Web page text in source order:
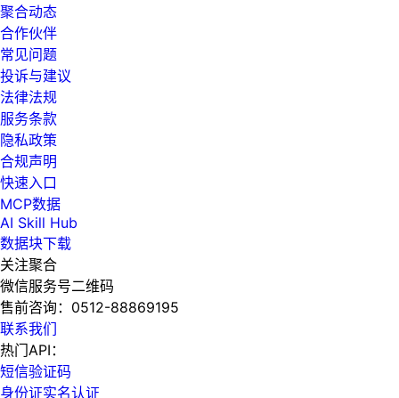
聚合动态
合作伙伴
常见问题
投诉与建议
法律法规
服务条款
隐私政策
合规声明
快速入口
MCP数据
AI Skill Hub
数据块下载
关注聚合
微信服务号二维码
售前咨询： 0512-88869195
联系我们
热门API：
短信验证码
身份证实名认证